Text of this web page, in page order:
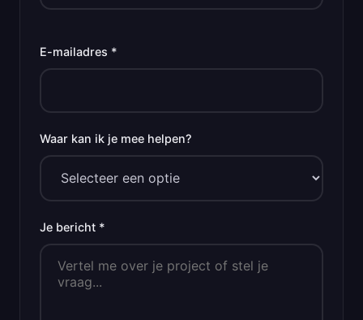
E-mailadres *
Waar kan ik je mee helpen?
Je bericht *